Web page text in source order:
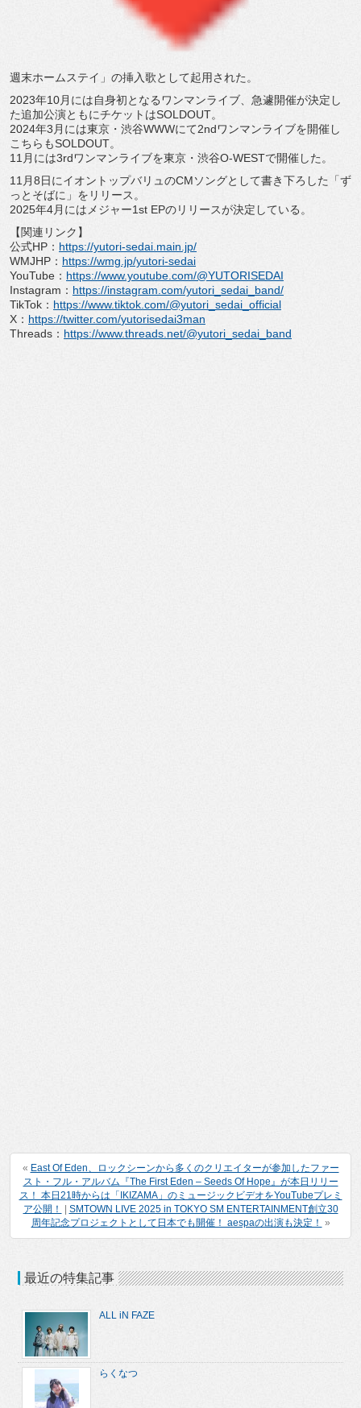
週末ホームステイ」 の挿入歌として起用された。
2023年10月には自身初となるワンマンライブ、 急遽開催が決定し
た追加公演ともにチケットはSOLDOUT。
2024年3月には東京・ 渋谷WWWにて2ndワンマンライブを開催し
こちらもSOLDOUT。
11月には3rdワンマンライブを東京・渋谷O-WESTで開催した。
11月8日にイオントップバリュのCMソングとして書き下ろした 「ず
っとそばに」をリリース。
2025年4月にはメジャー1st EPのリリースが決定している。
【関連リンク】
公式HP： https://yutori-sedai. main.jp/
WMJHP： https://wmg.jp/yutori-sedai
YouTube： https://www.youtube. com/@YUTORISEDAI
Instagram： https://instagram. com/yutori_sedai_band/
TikTok： https://www.tiktok.com/@yutori_sedai_official
X： https://twitter.com/yutorisedai3man
Threads： https://www.threads. net/@yutori_sedai_band
« East Of Eden、ロックシーンから多くのクリエイターが参加したファー
スト・フル・アルバム『The First Eden – Seeds Of Hope』が本日リリー
ス！ 本日21時からは「IKIZAMA」のミュージックビデオをYouTubeプレミ
ア公開！
SMTOWN LIVE 2025 in TOKYO SM ENTERTAINMENT創立30
周年記念プロジェクトとして日本でも開催！ aespaの出演も決定！ »
最近の特集記事
ALL iN FAZE
らくなつ